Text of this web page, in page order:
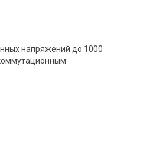
напряжений до 1000